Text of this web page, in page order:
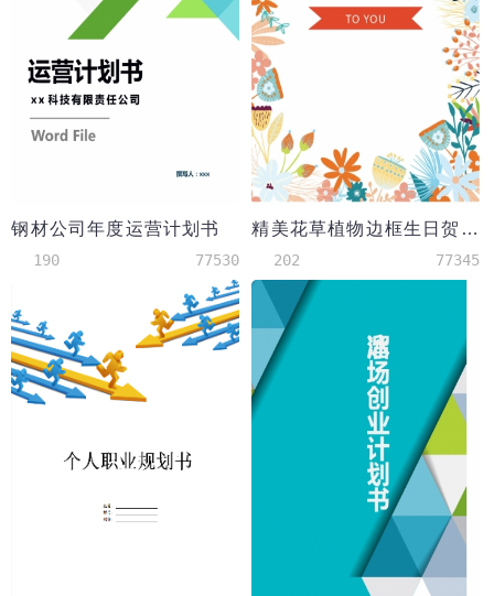
钢材公司年度运营计划书
190 77530
精美花草植物边框生日贺卡
202 77345